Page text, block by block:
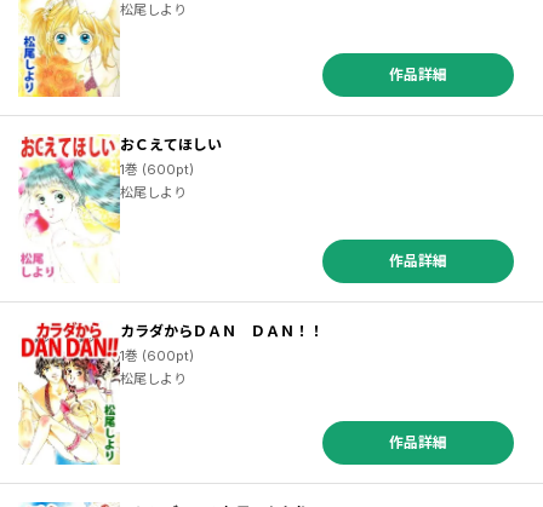
松尾しより
作品詳細
おＣえてほしい
1巻 (600pt)
松尾しより
作品詳細
カラダからＤＡＮ ＤＡＮ！！
1巻 (600pt)
松尾しより
作品詳細